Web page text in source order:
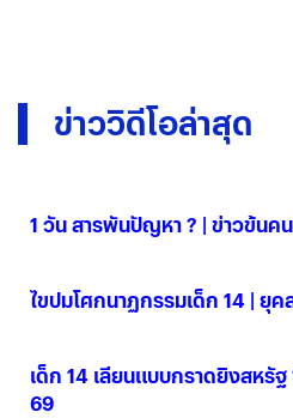
ข่าววิดีโอล่าสุด
1 วัน สารพันปัญหา ? | ข่าวข้นค
ไขปมโศกนาฏกรรมเด็ก 14 | ยุ
เด็ก 14 เลียนแบบกราดยิงสหรั
69